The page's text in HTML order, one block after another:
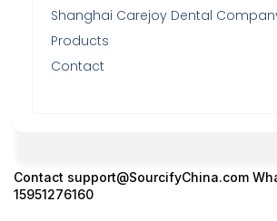
Shanghai Carejoy Dental
Products
Contact
Contact support@SourcifyChina.com
15951276160